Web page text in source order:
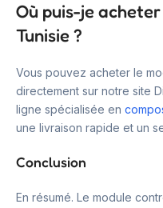
Où puis-je
Tunisie ?
Vous pouvez acheter le
directement sur notre site
ligne spécialisée en
une livraison rapide et un
Conclusion
En résumé. Le module